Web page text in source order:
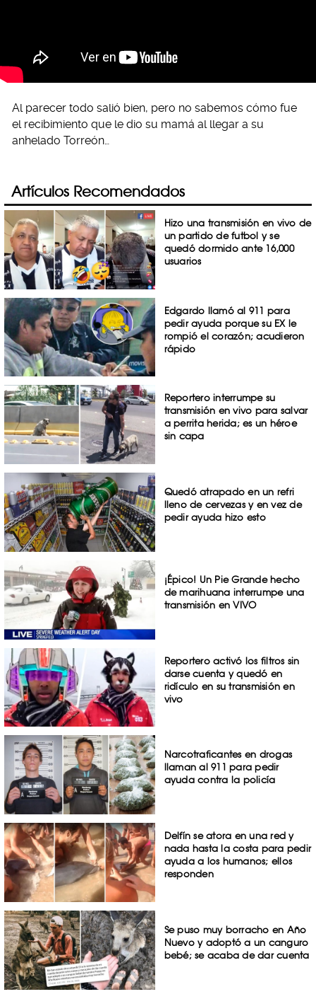
Al parecer todo salió bien, pero no sabemos cómo fue
el recibimiento que le dio su mamá al llegar a su
anhelado Torreón…
Artículos Recomendados
Hizo una transmisión en vivo de
un partido de futbol y se
quedó dormido ante 16,000
usuarios
Edgardo llamó al 911 para
pedir ayuda porque su EX le
rompió el corazón; acudieron
rápido
Reportero interrumpe su
transmisión en vivo para salvar
a perrita herida; es un héroe
sin capa
Quedó atrapado en un refri
lleno de cervezas y en vez de
pedir ayuda hizo esto
¡Épico! Un Pie Grande hecho
de marihuana interrumpe una
transmisión en VIVO
Reportero activó los filtros sin
darse cuenta y quedó en
ridículo en su transmisión en
vivo
Narcotraficantes en drogas
llaman al 911 para pedir
ayuda contra la policía
Delfín se atora en una red y
nada hasta la costa para pedir
ayuda a los humanos; ellos
responden
Se puso muy borracho en Año
Nuevo y adoptó a un canguro
bebé; se acaba de dar cuenta